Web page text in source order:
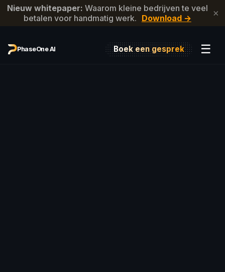
Nieuw whitepaper: Waarom kleine bedrijven te veel
betalen voor handmatig werk. Download → ×
PhaseOne AI ☰
Boek een gesprek